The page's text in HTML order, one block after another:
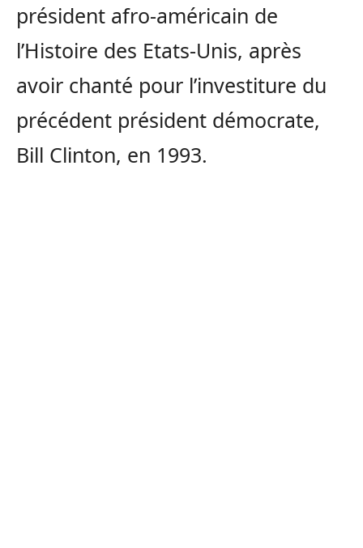
président afro-américain de
l’Histoire des Etats-Unis, après
avoir chanté pour l’investiture du
précédent président démocrate,
Bill Clinton, en 1993.